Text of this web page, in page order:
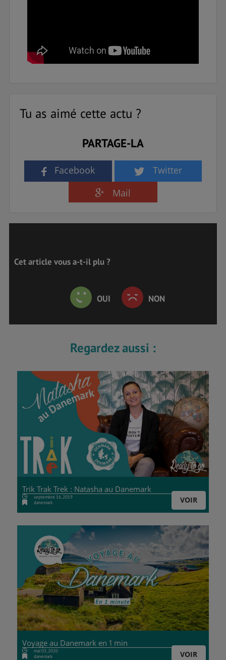
Tu as aimé cette actu ?
PARTAGE-LA
Facebook
Twitter
Mail
Cet article vous a-t-il plu ?
OUI NON
Regardez aussi :
Trik Trak Trek : Natasha au Danemark
VOIR
septembre 16, 2019
danemark
Voyage au Danemark en 1 min
VOIR
mai 03, 2020
danemark